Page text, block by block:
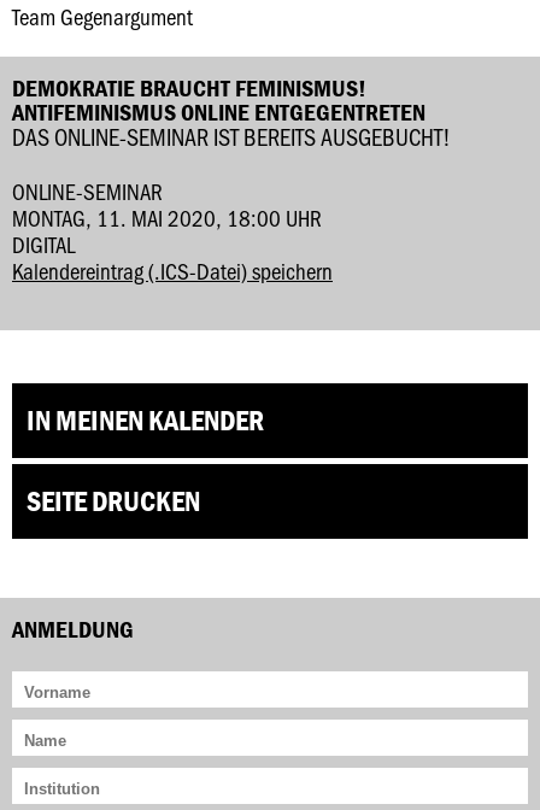
Team Gegenargument
DEMOKRATIE BRAUCHT FEMINISMUS!
ANTIFEMINISMUS ONLINE ENTGEGENTRETEN
DAS ONLINE-SEMINAR IST BEREITS AUSGEBUCHT!
ONLINE-SEMINAR
MONTAG, 11. MAI 2020, 18:00 UHR
DIGITAL
Kalendereintrag (.ICS-Datei) speichern
IN MEINEN KALENDER
SEITE DRUCKEN
ANMELDUNG